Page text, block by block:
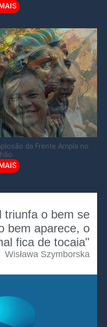
da Frente Ampla no
triunfa o bem se
bem aparece, o
fica de tocaia"
Wisława Szymborska